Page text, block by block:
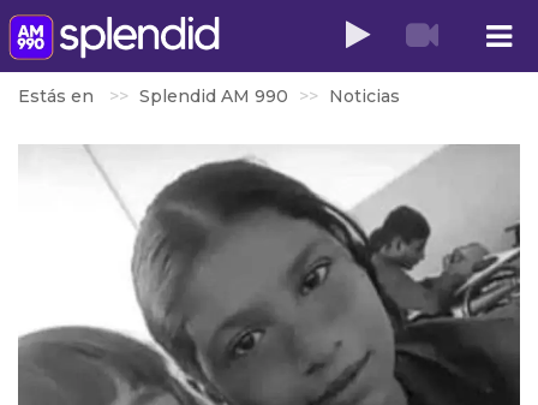
Estás en Splendid AM 990 Noticias